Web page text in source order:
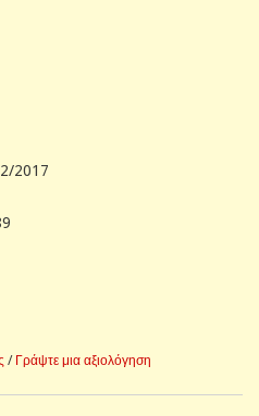
2017
/ Γράψτε μια αξιολόγηση